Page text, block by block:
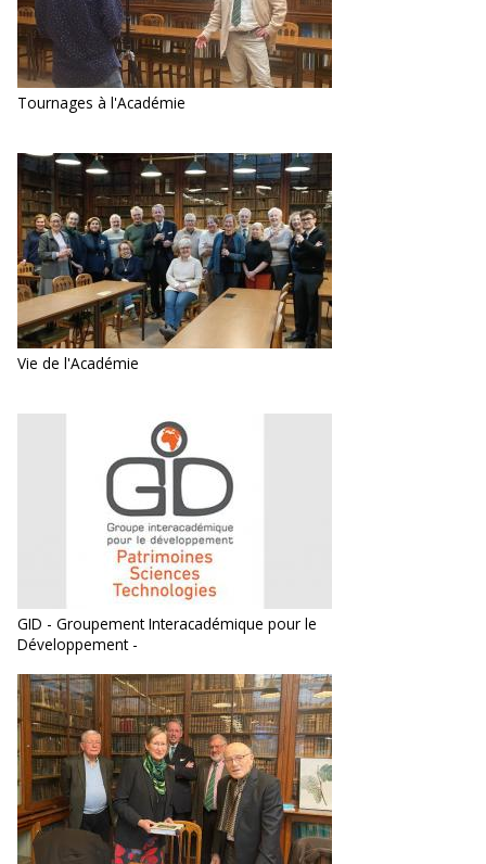
Tournages à l'Académie
Vie de l'Académie
GID - Groupement Interacadémique pour le
Développement -